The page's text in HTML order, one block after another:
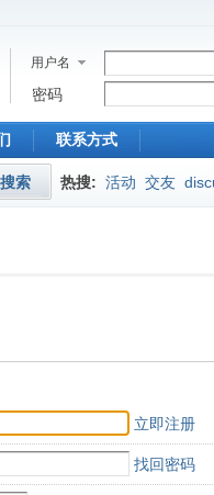
用户名
密码
联系方式
搜索 热搜: 活动 交友
立即注册
找回密码